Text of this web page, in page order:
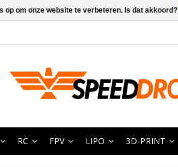
RC FPV LIPO 3D-PRINT
op om onze website te verbeteren. Is dat akkoord?